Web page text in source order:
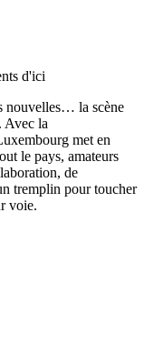
d'ici
nouvelles… la scène
Avec la
met en
le pays, amateurs
de
tremplin pour toucher
voie.